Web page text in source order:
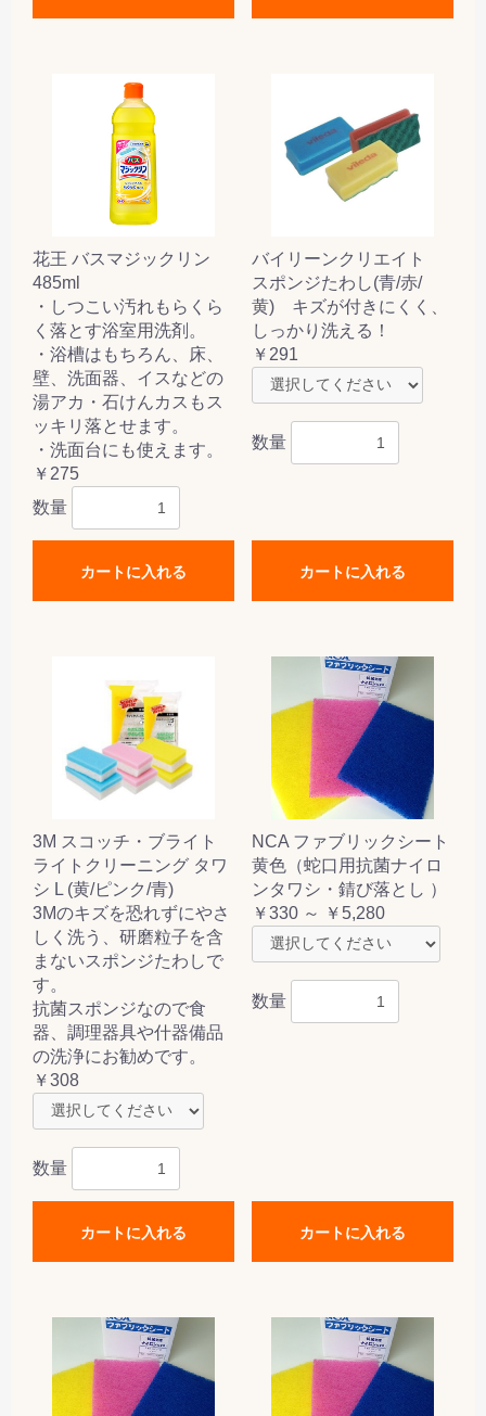
花王 バスマジックリン
485ml
・しつこい汚れもらくら
く落とす浴室用洗剤。
・浴槽はもちろん、床、
壁、洗面器、イスなどの
湯アカ・石けんカスもス
ッキリ落とせます。
・洗面台にも使えます。
￥275
数量
カートに入れる
バイリーンクリエイト
スポンジたわし(青/赤/
黄) キズが付きにくく、
しっかり洗える！
￥291
数量
カートに入れる
3M スコッチ・ブライト
ライトクリーニング タワ
シ L (黄/ピンク/青)
3Mのキズを恐れずにやさ
しく洗う、研磨粒子を含
まないスポンジたわしで
す。
抗菌スポンジなので食
器、調理器具や什器備品
の洗浄にお勧めです。
￥308
数量
カートに入れる
NCA ファブリックシート
黄色（蛇口用抗菌ナイロ
ンタワシ・錆び落とし ）
￥330 ～ ￥5,280
数量
カートに入れる